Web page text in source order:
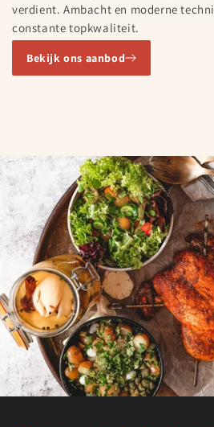
verdient. Ambacht en moderne
constante topkwaliteit.
Bekijk ons aanbod